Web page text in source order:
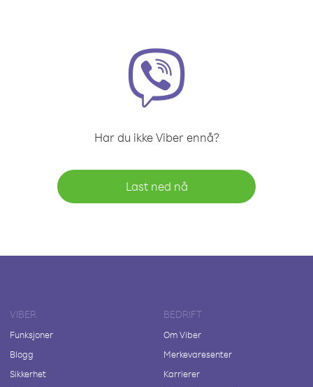
Har du ikke Viber ennå?
Last ned nå
VIBER
Funksjoner
Blogg
Sikkerhet
BEDRIFT
Om Viber
Merkevaresenter
Karrierer